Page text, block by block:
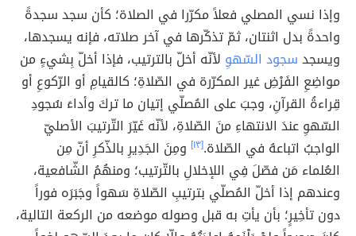
وإذا نسي المصلي فعلاً مكرّرا في الصلاة؛ كأن سجد سجدةً
واحدةً بدل اثنتان، ثمّ تذكّرها في آخر صلاته، فإنه يسجدها،
ويسجدسجود السّهوِ لأنّه أخلّ بالترتيب، فإذا أخلّ بِشيءٍ من
مواضِعِ الفَرْضِ غير المكرّرة في الصّلاةِ؛ كالقيامِ أو الرّكوعِ أو
قِراءةُ القرآنِ، وجبَ على المُصلّي إتيان ما تركَ وأداءَ سُجودِ
السّهوِ عندَ الانتهاءِ منَ الصّلاةِ، لأنّه غَيّرَ التّرتيبَ الأصليّ
الواجبُ اتباعهُ في الصّلاة.[١٣]
ومِنَ الجَدِيرِ بالذّكرِ أنّ مِن
العُلماء مَن فصّلَ فِي اللإخلالِ بالتّرتيب؛ ومنهُمُ الشّافعية،
وعندهم إذا أخلّ المُصلّي بترتيبِ الصّلاةِ سَهواً وجَبَرَه فوراً
دون تأخِيرٍ؛ بأن يأتِ به قبل وصوله موضعه من الركعة التالية،